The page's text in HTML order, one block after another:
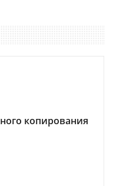
копирования